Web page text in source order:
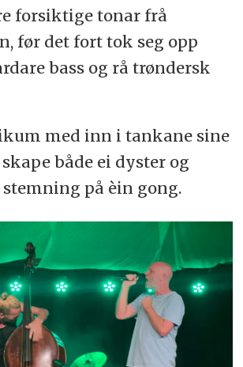
forsiktige tonar frå
før det fort tok seg opp
bass og rå trøndersk
med inn i tankane sine
både ei dyster og
på èin gong.